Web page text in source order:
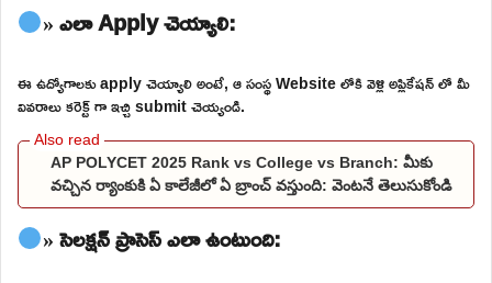
» ఎలా Apply చెయ్యాలి:
ఈ ఉద్యోగాలకు apply చెయ్యాలి అంటే, ఆ సంస్థ Website లోకి వెళ్లి అప్లికేషన్ లో మీ
వివరాలు కరెక్ట్ గా ఇచ్చి submit చెయ్యండి.
AP POLYCET 2025 Rank vs College vs Branch: మీకు
వచ్చిన ర్యాంకుకి ఏ కాలేజీలో ఏ బ్రాంచ్ వస్తుంది: వెంటనే తెలుసుకోండి
» సెలక్షన్ ప్రాసెస్ ఎలా ఉంటుంది: